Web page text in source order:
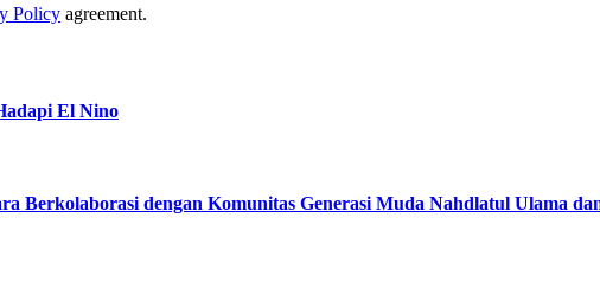
Policy agreement.
El Nino
Berkolaborasi dengan Komunitas Generasi Muda Nahdlatul Ulama